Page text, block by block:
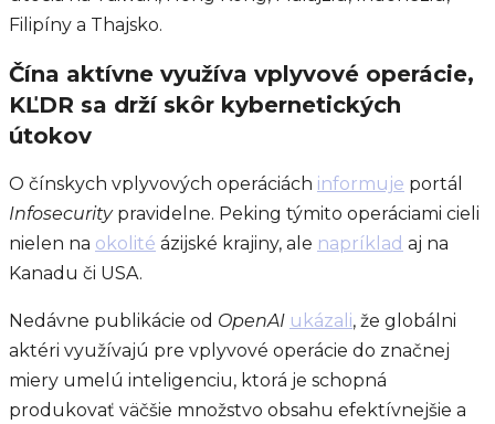
Filipíny a Thajsko.
Čína aktívne využíva vplyvové operácie,
KĽDR sa drží skôr kybernetických
útokov
O čínskych vplyvových operáciách informuje portál
Infosecuritypravidelne. Peking týmito operáciami cieli
nielen na okolité ázijské krajiny, ale napríklad aj na
Kanadu či USA.
Nedávne publikácie od OpenAI ukázali, že globálni
aktéri využívajú pre vplyvové operácie do značnej
miery umelú inteligenciu, ktorá je schopná
produkovať väčšie množstvo obsahu efektívnejšie a